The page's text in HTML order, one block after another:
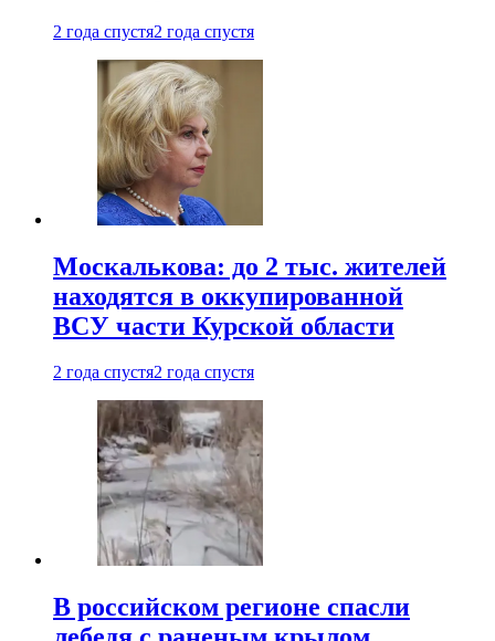
2 года спустя2 года спустя
Москалькова: до 2 тыс. жителей
находятся в оккупированной
ВСУ части Курской области
2 года спустя2 года спустя
В российском регионе спасли